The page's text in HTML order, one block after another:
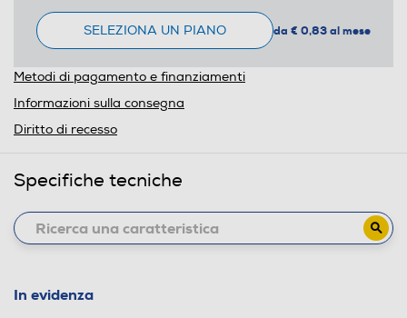
SELEZIONA UN PIANO da € 0,83 al mese
Metodi di pagamento e finanziamenti
Informazioni sulla consegna
Diritto di recesso
Specifiche tecniche
In evidenza